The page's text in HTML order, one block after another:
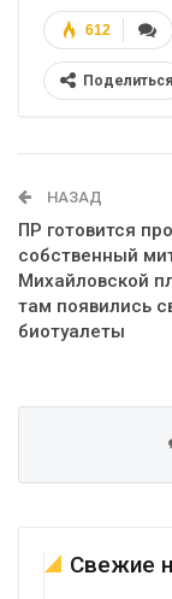
612
Поделиться
НАЗАД
ПР готовится
собственный
Михайловской
там появились
биотуалеты
Свежие